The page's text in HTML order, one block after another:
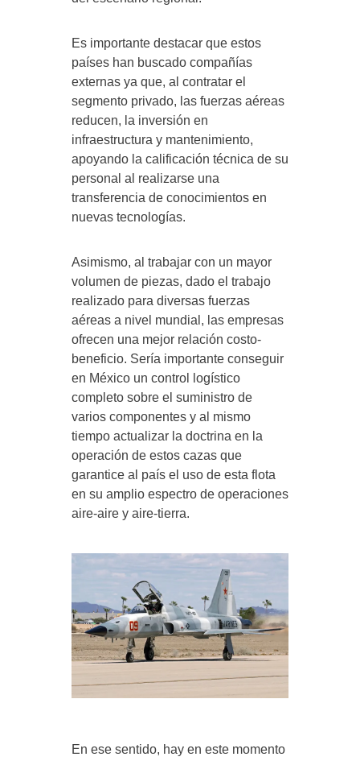
Es importante destacar que estos
países han buscado compañías
externas ya que, al contratar el
segmento privado, las fuerzas aéreas
reducen, la inversión en
infraestructura y mantenimiento,
apoyando la calificación técnica de su
personal al realizarse una
transferencia de conocimientos en
nuevas tecnologías.
Asimismo, al trabajar con un mayor
volumen de piezas, dado el trabajo
realizado para diversas fuerzas
aéreas a nivel mundial, las empresas
ofrecen una mejor relación costo-
beneficio. Sería importante conseguir
en México un control logístico
completo sobre el suministro de
varios componentes y al mismo
tiempo actualizar la doctrina en la
operación de estos cazas que
garantice al país el uso de esta flota
en su amplio espectro de operaciones
aire-aire y aire-tierra.
En ese sentido, hay en este momento